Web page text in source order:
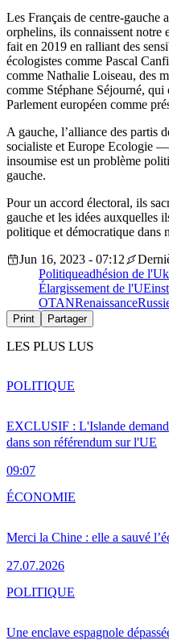
Les Français de centre-gauche
orphelins, ils connaissent notre
fait en 2019 en ralliant des
écologistes comme Pascal
comme Nathalie Loiseau, des
comme Stéphane Séjourné, qui
Parlement européen comme
A gauche, l’alliance des partis
socialiste et Europe Ecologie
insoumise est un problème
gauche.
Pour un accord électoral, ils
gauche et les idées auxquelles
politique et démocratique dans
Jun 16, 2023 - 07:12
Politiqueadhésion de
Élargissement de l'UE
OTANRenaissance
Print Partager
LES PLUS LUS
EXCLUSIF : L'Islande
dans son référendum sur l'UE
09:07
POLITIQUE
Merci la Chine : elle a sauvé
27.07.2026
ÉCONOMIE
Une enclave espagnole
POLITIQUE